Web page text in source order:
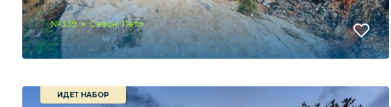
№339 Сезон: Лето
ИДЕТ НАБОР